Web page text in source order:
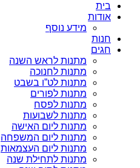
בית
אודות
מידע נוסף
חנות
חגים
מתנות לראש השנה
מתנות לחנוכה
מתנות לט”ו בשבט
מתנות לפורים
מתנות לפסח
מתנות לשבועות
מתנות ליום האישה
מתנות ליום המשפחה
מתנות ליום העצמאות
מתנות לתחילת שנה